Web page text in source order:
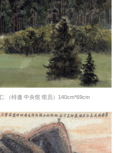
（特邀 中央馆 馆员） 140cm*69cm